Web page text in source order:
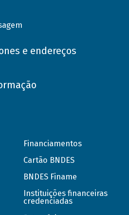
e endereços
Financiamentos
Cartão BNDES
BNDES Finame
Instituições financeiras
credenciadas